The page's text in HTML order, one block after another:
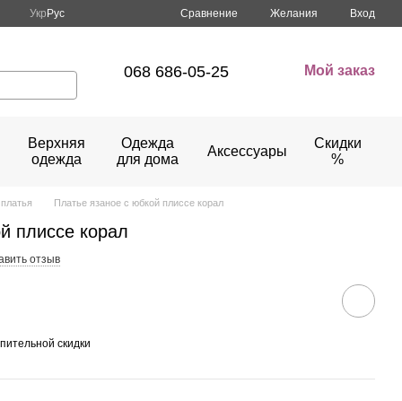
Укр Рус Сравнение Желания Вход
068 686-05-25 Мой заказ
Верхняя
одежда
Одежда
для дома
Аксессуары
Скидки
%
Платье язаное с юбкой плиссе корал
плиссе корал
отзыв
скидки